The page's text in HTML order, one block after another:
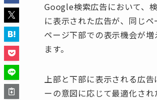
Google検索広告において、
に表示された広告が、同じペ
ページ下部での表示機会が
ます。
上部と下部に表示される広
ーの意図に応じて最適化され